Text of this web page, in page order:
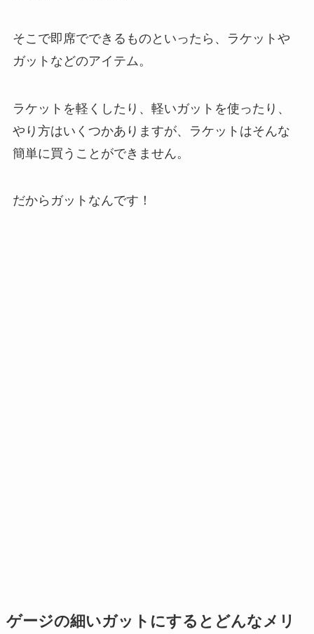
そこで即席でできるものといったら、ラケットや
ガットなどのアイテム。
ラケットを軽くしたり、軽いガットを使ったり、
やり方はいくつかありますが、ラケットはそんな
簡単に買うことができません。
だからガットなんです！
ゲージの細いガットにするとどんなメリ